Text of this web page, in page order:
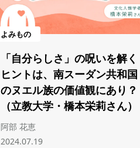
よみもの
「自分らしさ」の呪いを解く
ヒントは、南スーダン共和国
のヌエル族の価値観にあり？
（立教大学・橋本栄莉さん）
阿部 花恵
2024.07.19